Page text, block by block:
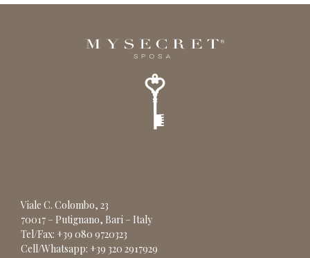
Viale C. Colombo, 23
70017 – Putignano, Bari – Italy
Tel/Fax: +39 080 9720323
Cell/Whatsapp: +39 320 2917929